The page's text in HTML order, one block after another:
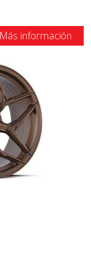
Más información